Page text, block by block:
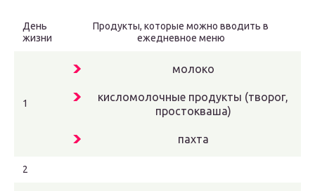
День
жизни
Продукты, которые можно вводить в
ежедневное меню
1
молоко
кисломолочные продукты (творог,
простокваша)
пахта
2